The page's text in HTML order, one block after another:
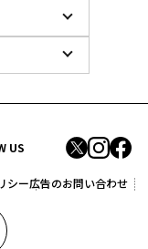
US
シー広告のお問い合わせ